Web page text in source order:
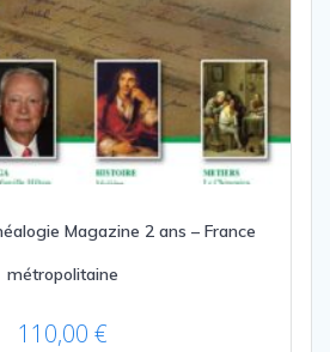
Magazine 2 ans – France
métropolitaine
110,00 €